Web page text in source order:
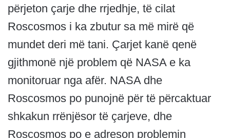
përjeton çarje dhe rrjedhje, të cilat
Roscosmos i ka zbutur sa më mirë që
mundet deri më tani. Çarjet kanë qenë
gjithmonë një problem që NASA e ka
monitoruar nga afër. NASA dhe
Roscosmos po punojnë për të përcaktuar
shkakun rrënjësor të çarjeve, dhe
Roscosmos po e adreson problemin